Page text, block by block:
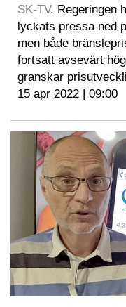
SK-TV. Regeringen
lyckats pressa ned
men både
fortsatt avsevärt
granskar
15 apr 2022 | 09:00